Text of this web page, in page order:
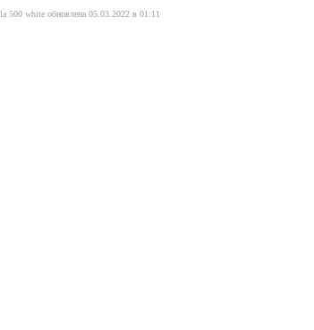
500 white обновлена 05.03.2022 в 01:11